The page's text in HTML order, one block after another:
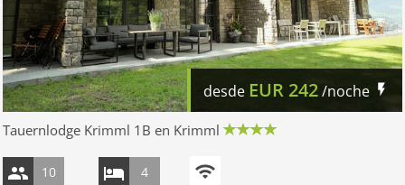
desde EUR 242/noche
Tauernlodge Krimml 1B en Krimml
10 4